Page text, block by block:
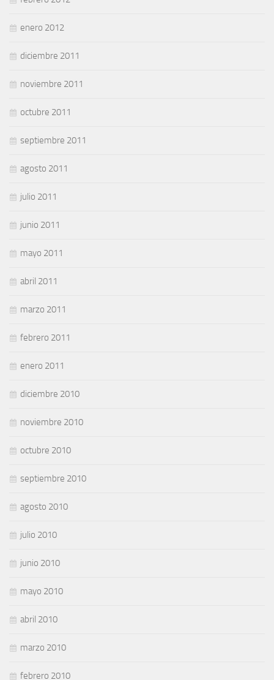
enero 2012
diciembre 2011
noviembre 2011
octubre 2011
septiembre 2011
agosto 2011
julio 2011
junio 2011
mayo 2011
abril 2011
marzo 2011
febrero 2011
enero 2011
diciembre 2010
noviembre 2010
octubre 2010
septiembre 2010
agosto 2010
julio 2010
junio 2010
mayo 2010
abril 2010
marzo 2010
febrero 2010